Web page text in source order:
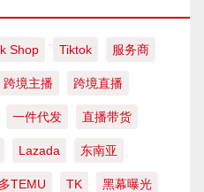
Shop Tiktok 服务商
跨境主播 跨境直播
一件代发 直播带货
Lazada 东南亚
TEMU TK 黑幕曝光